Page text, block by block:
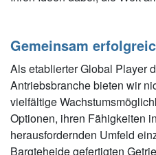
Gemeinsam
Als etablierter Global Player
Antriebsbranche bieten wir
vielfältige
Optionen, ihren Fähigkeiten
herausfordernden Umfeld
Bargteheide gefertigten